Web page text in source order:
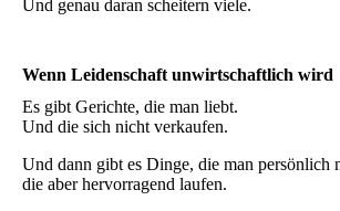
Und genau daran scheitern viele.
Wenn Leidenschaft unwirtschaftlich wird
Es gibt Gerichte, die man liebt.
Und die sich nicht verkaufen.
Und dann gibt es Dinge, die man persönlich
die aber hervorragend laufen.